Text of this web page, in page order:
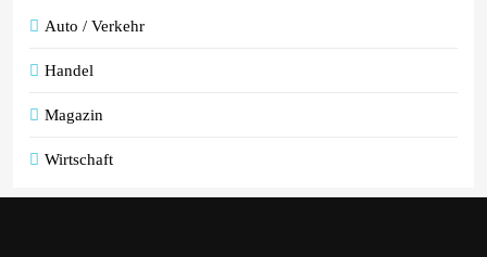
Auto / Verkehr
Handel
Magazin
Wirtschaft